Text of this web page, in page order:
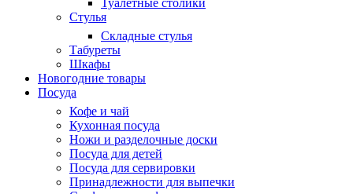
Туалетные столики
Стулья
Складные стулья
Табуреты
Шкафы
Новогодние товары
Посуда
Кофе и чай
Кухонная посуда
Ножи и разделочные доски
Посуда для детей
Посуда для сервировки
Принадлежности для выпечки